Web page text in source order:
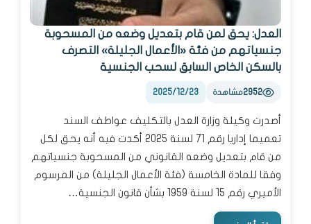
العدل: يحق لمن قام بتعديل وضعه من المسحوبة
جنسياتهم من فئة «الأعمال الجليلة» التصرف
بالسكن الخاص السابق لسحب الجنسية
2952مشاهدة 2025/12/23
أصدرت وكيلة وزارة العدل بالتكليف عواطف السند
تعميما إداريا رقم 71 لسنة 2025 أكدت فيه أنه يحق لكل
من قام بتعديل وضعه القانوني من المسحوبة جنسياتهم
وفقا للمادة الخامسة (فئة الأعمال الجليلة) من المرسوم
الأميري رقم 15 لسنة 1959 بشأن قانون الجنسية…